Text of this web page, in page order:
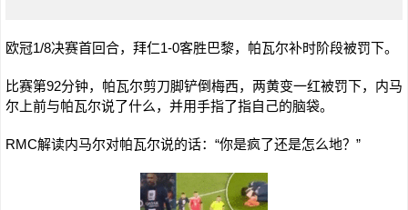
欧冠1/8决赛首回合，拜仁1-0客胜巴黎，帕瓦尔补时阶段被罚下。
比赛第92分钟，帕瓦尔剪刀脚铲倒梅西，两黄变一红被罚下，内马
尔上前与帕瓦尔说了什么，并用手指了指自己的脑袋。
RMC解读内马尔对帕瓦尔说的话：“你是疯了还是怎么地？”